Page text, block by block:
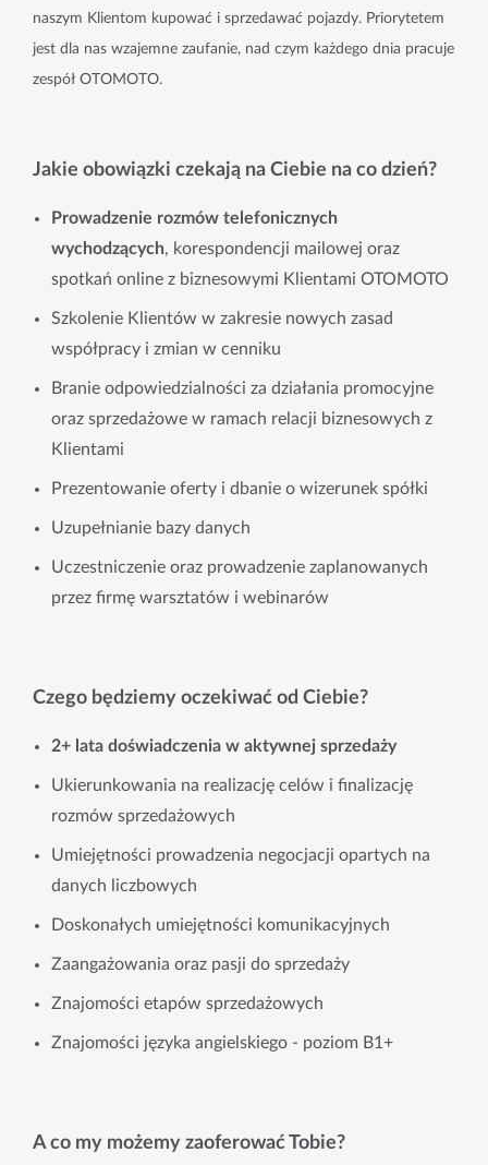
naszym Klientom kupować i sprzedawać pojazdy. Priorytetem
jest dla nas wzajemne zaufanie, nad czym każdego dnia pracuje
zespół OTOMOTO.
Jakie obowiązki czekają na Ciebie na co dzień?
Prowadzenie rozmów telefonicznych
wychodzących, korespondencji mailowej oraz
spotkań online z biznesowymi Klientami OTOMOTO
Szkolenie Klientów w zakresie nowych zasad
współpracy i zmian w cenniku
Branie odpowiedzialności za działania promocyjne
oraz sprzedażowe w ramach relacji biznesowych z
Klientami
Prezentowanie oferty i dbanie o wizerunek spółki
Uzupełnianie bazy danych
Uczestniczenie oraz prowadzenie zaplanowanych
przez firmę warsztatów i webinarów
Czego będziemy oczekiwać od Ciebie?
2+ lata doświadczenia w aktywnej sprzedaży
Ukierunkowania na realizację celów i finalizację
rozmów sprzedażowych
Umiejętności prowadzenia negocjacji opartych na
danych liczbowych
Doskonałych umiejętności komunikacyjnych
Zaangażowania oraz pasji do sprzedaży
Znajomości etapów sprzedażowych
Znajomości języka angielskiego - poziom B1+
A co my możemy zaoferować Tobie?